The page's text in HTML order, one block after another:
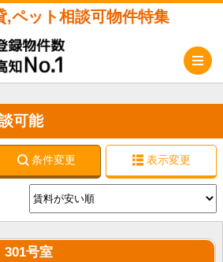
,ペット相談可物件特集
可能
条件変更 表示変更
301号室